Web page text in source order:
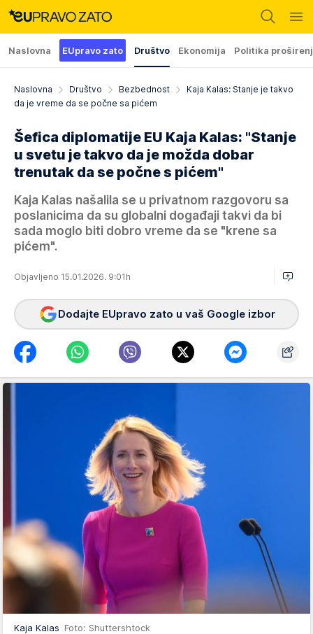
Naslovna EUpravo zato Društvo Ekonomija Politika
Naslovna Društvo Bezbednost
Kaja Kalas: Stanje je takvo
da je vreme da se počne sa pićem
Šefica diplomatije EU Kaja Kalas: "Stanje
u svetu je takvo da je možda dobar
trenutak da se počne s pićem"
Kaja Kalas našalila se u privatnom razgovoru sa
poslanicima da su globalni događaji takvi da bi
sada moglo biti dobro vreme da se "krene sa
pićem".
Objavljeno 15.01.2026. 9:01h
Dodajte EUpravo zato u vaš Google izbor
Kaja Kalas Foto: Shuttershtock